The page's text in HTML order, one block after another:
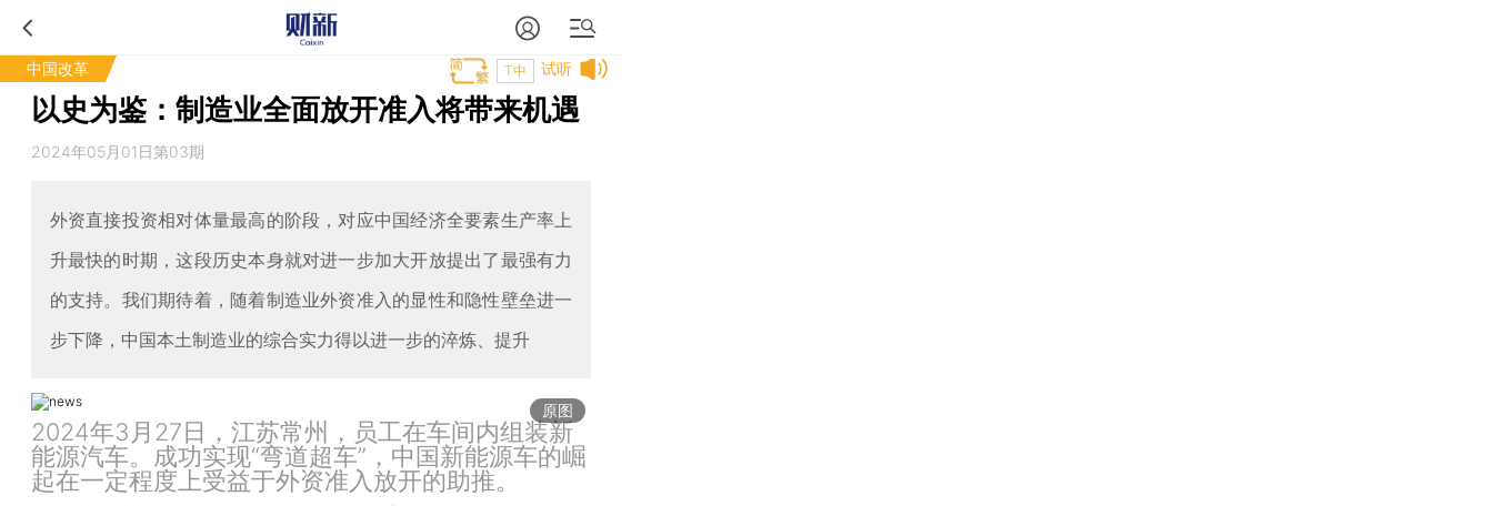
中国改革 试听
T中
以史为鉴：制造业全面放开准入将带来机遇
2024年05月01日第03期
外资直接投资相对体量最高的阶段，对应中国经济全要素生产率上
升最快的时期，这段历史本身就对进一步加大开放提出了最强有力
的支持。我们期待着，随着制造业外资准入的显性和隐性壁垒进一
步下降，中国本土制造业的综合实力得以进一步的淬炼、提升
原图
2024年3月27日，江苏常州，员工在车间内组装新
能源汽车。成功实现“弯道超车”，中国新能源车的崛
起在一定程度上受益于外资准入放开的助推。